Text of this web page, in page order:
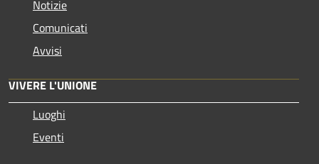
Notizie
Comunicati
Avvisi
VIVERE L'UNIONE
Luoghi
Eventi